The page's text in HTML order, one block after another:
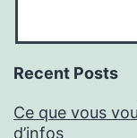
Recent Posts
Ce que vous
d’infos